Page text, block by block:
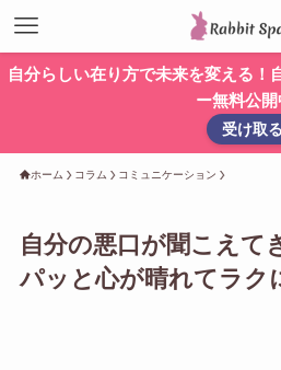
自分らしい在り方で未来を変える！
ー無料公開
受け取る
ホーム コラム コミュニケーション
自分の悪口が聞こえて
パッと心が晴れてラク